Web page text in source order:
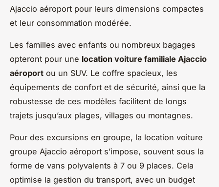
Ajaccio aéroport pour leurs dimensions compactes
et leur consommation modérée.
Les familles avec enfants ou nombreux bagages
opteront pour une location voiture familiale Ajaccio
aéroport ou un SUV. Le coffre spacieux, les
équipements de confort et de sécurité, ainsi que la
robustesse de ces modèles facilitent de longs
trajets jusqu’aux plages, villages ou montagnes.
Pour des excursions en groupe, la location voiture
groupe Ajaccio aéroport s’impose, souvent sous la
forme de vans polyvalents à 7 ou 9 places. Cela
optimise la gestion du transport, avec un budget